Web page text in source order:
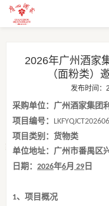
2026年广州酒家
（面粉类）
发布时间：
采购单位：广州酒家集团
项目编号： LKFYQJCT202606
项目类别：货物类
单位地址：广州市番禺区
日期： 2026年6月 29 日
1、项目 概况